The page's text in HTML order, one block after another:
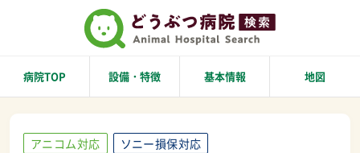
病院TOP 設備・特徴 基本情報 地図
アニコム対応
ソニー損保対応